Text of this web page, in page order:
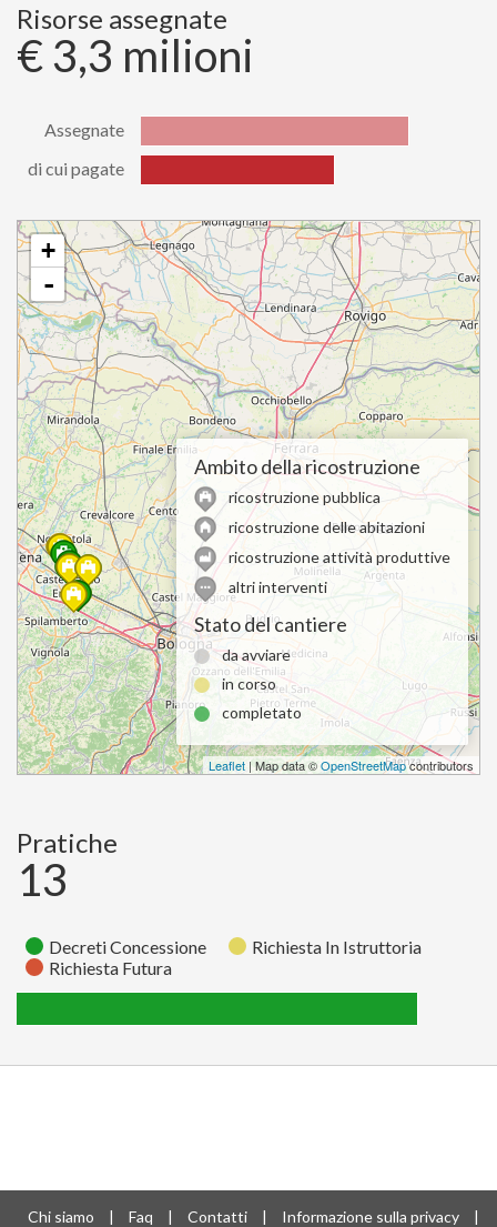
Risorse assegnate
€ 3,3 milioni
Assegnate
di cui pagate
Assegnate3265424.53
di cui
pagate
2364992.18
+
-
Ambito della ricostruzione
ricostruzione pubblica
ricostruzione delle abitazioni
ricostruzione attività produttive
altri interventi
Stato del cantiere
da avviare
in corso
completato
Leaflet | Map data ©OpenStreetMapcontributors
Pratiche
13
Decreti Concessione
Richiesta In Istruttoria
Richiesta Futura
Stato
In
Chi siamo | Faq | Contatti | Informazione sulla privacy |